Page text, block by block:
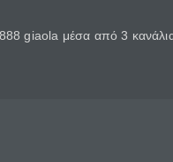
giaola μέσα από 3